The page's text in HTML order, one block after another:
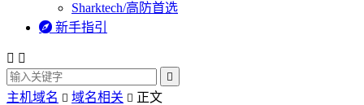
Sharktech/高防首选
 新手指引
 

主机域名  域名相关  正文